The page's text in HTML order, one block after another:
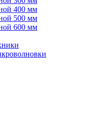
400 мм
500 мм
600 мм